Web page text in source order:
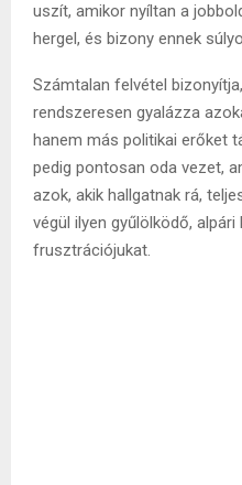
uszít, amikor nyíltan a
hergel, és bizony ennek
Számtalan felvétel
rendszeresen gyalázza
hanem más politikai erőket
pedig pontosan oda vezet,
azok, akik hallgatnak rá,
végül ilyen gyűlölködő,
frusztrációjukat.